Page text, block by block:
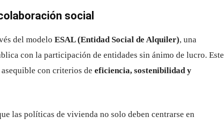
social
del modelo ESAL (Entidad Social de Alquiler), una
con la participación de entidades sin ánimo de lucro. Este
asequible con criterios de eficiencia, sostenibilidad y
las políticas de vivienda no solo deben centrarse en